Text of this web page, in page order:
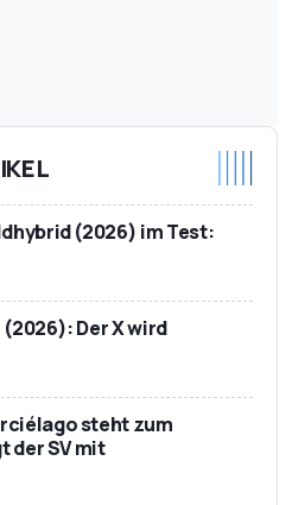
(2026) im Test:
Der X wird
steht zum
der SV mit